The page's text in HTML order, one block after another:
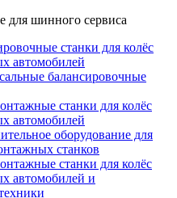
для шинного сервиса
станки для колёс
автомобилей
балансировочные
станки для колёс
автомобилей
оборудование для
станков
станки для колёс
автомобилей и